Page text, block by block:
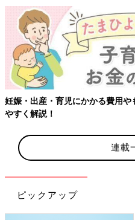
り 【ワクチン接種できるも
連載
ピックアップ